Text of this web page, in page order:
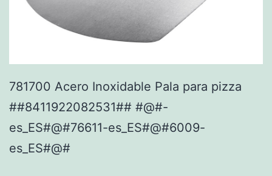
781700 Acero Inoxidable Pala para pizza
##8411922082531## #@#-
es_ES#@#76611-es_ES#@#6009-
es_ES#@#